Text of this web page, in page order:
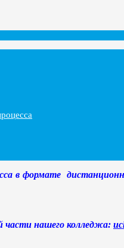
в формате
части нашего колледжа: